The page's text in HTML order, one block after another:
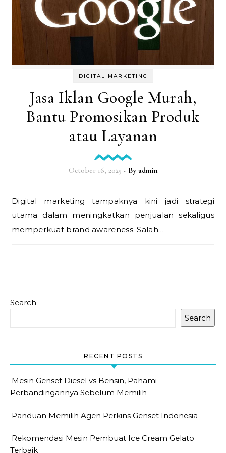
DIGITAL MARKETING
Jasa Iklan Google Murah,
Bantu Promosikan Produk
atau Layanan
October 16, 2025 - By admin
Digital marketing tampaknya kini jadi strategi
utama dalam meningkatkan penjualan sekaligus
memperkuat brand awareness. Salah…
Search
Search
RECENT POSTS
Mesin Genset Diesel vs Bensin, Pahami
Perbandingannya Sebelum Memilih
Panduan Memilih Agen Perkins Genset Indonesia
Rekomendasi Mesin Pembuat Ice Cream Gelato
Terbaik